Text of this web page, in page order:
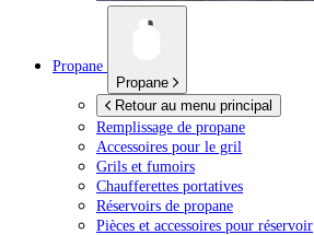
Propane
Propane
Retour au menu principal
Remplissage de propane
Accessoires pour le gril
Grils et fumoirs
Chaufferettes portatives
Réservoirs de propane
Pièces et accessoires pour réservoir